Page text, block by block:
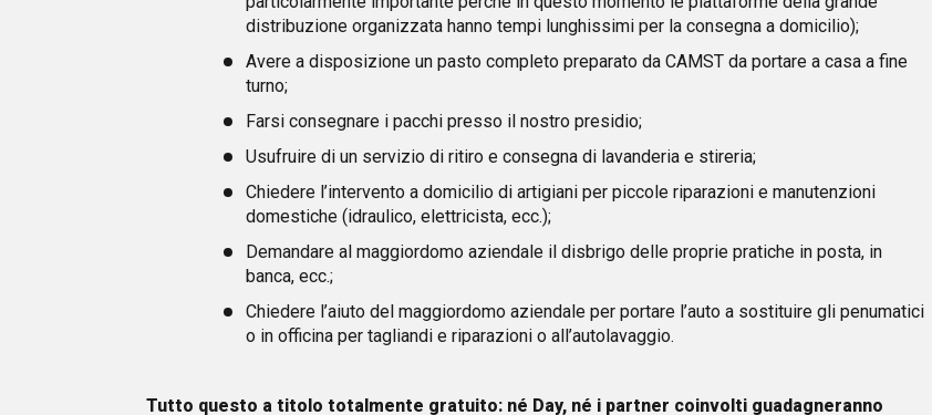
distribuzione organizzata hanno tempi lunghissimi per la consegna a domicilio);
Avere a disposizione un pasto completo preparato da CAMST da portare a casa a fine
turno;
Farsi consegnare i pacchi presso il nostro presidio;
Usufruire di un servizio di ritiro e consegna di lavanderia e stireria;
Chiedere l’intervento a domicilio di artigiani per piccole riparazioni e manutenzioni
domestiche (idraulico, elettricista, ecc.);
Demandare al maggiordomo aziendale il disbrigo delle proprie pratiche in posta, in
banca, ecc.;
Chiedere l’aiuto del maggiordomo aziendale per portare l’auto a sostituire gli penumatici
o in officina per tagliandi e riparazioni o all’autolavaggio.
Tutto questo a titolo totalmente gratuito: né Day, né i partner coinvolti guadagneranno